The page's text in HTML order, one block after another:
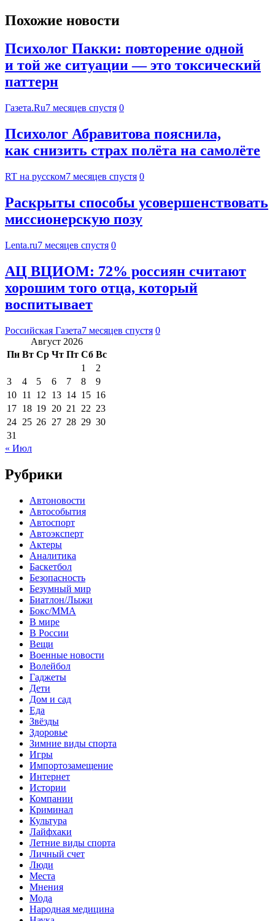
Похожие новости
Психолог Пакки: повторение одной
и той же ситуации — это токсический
паттерн
Газета.Ru7 месяцев спустя 0
Психолог Абравитова пояснила,
как снизить страх полёта на самолёте
RT на русском7 месяцев спустя 0
Раскрыты способы усовершенствовать
миссионерскую позу
Lenta.ru7 месяцев спустя 0
АЦ ВЦИОМ: 72% россиян считают
хорошим того отца, который
воспитывает
Российская Газета7 месяцев спустя 0
Август 2026
Пн Вт Ср Чт Пт Сб Вс
1
2
3
4 5 6 7 8
9
10 11 12 13 14 15 16
17 18 19 20 21 22 23
24 25 26 27 28 29 30
31
« Июл
Рубрики
Автоновости
Автособытия
Автоспорт
Автоэксперт
Актеры
Аналитика
Баскетбол
Безопасность
Безумный мир
Биатлон/Лыжи
Бокс/MMA
В мире
В России
Вещи
Военные новости
Волейбол
Гаджеты
Дети
Дом и сад
Еда
Звёзды
Здоровье
Зимние виды спорта
Игры
Импортозамещение
Интернет
Истории
Компании
Криминал
Культура
Лайфхаки
Летние виды спорта
Личный счет
Люди
Места
Мнения
Мода
Народная медицина